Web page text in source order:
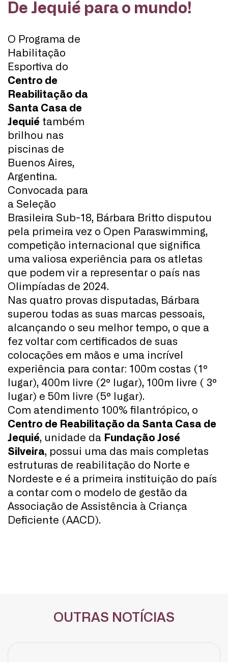
De Jequié para o mundo!
O Programa de
Habilitação
Esportiva do
Centro de
Reabilitação da
Santa Casa de
Jequié também
brilhou nas
piscinas de
Buenos Aires,
Argentina.
Convocada para
a Seleção
Brasileira Sub-18, Bárbara Britto disputou
pela primeira vez o Open Paraswimming,
competição internacional que significa
uma valiosa experiência para os atletas
que podem vir a representar o país nas
Olimpíadas de 2024.
Nas quatro provas disputadas, Bárbara
superou todas as suas marcas pessoais,
alcançando o seu melhor tempo, o que a
fez voltar com certificados de suas
colocações em mãos e uma incrível
experiência para contar: 100m costas (1º
lugar), 400m livre (2º lugar), 100m livre ( 3º
lugar) e 50m livre (5º lugar).
Com atendimento 100% filantrópico, o
Centro de Reabilitação da Santa Casa de
Jequié, unidade da Fundação José
Silveira, possui uma das mais completas
estruturas de reabilitação do Norte e
Nordeste e é a primeira instituição do país
a contar com o modelo de gestão da
Associação de Assistência à Criança
Deficiente (AACD).
OUTRAS NOTÍCIAS